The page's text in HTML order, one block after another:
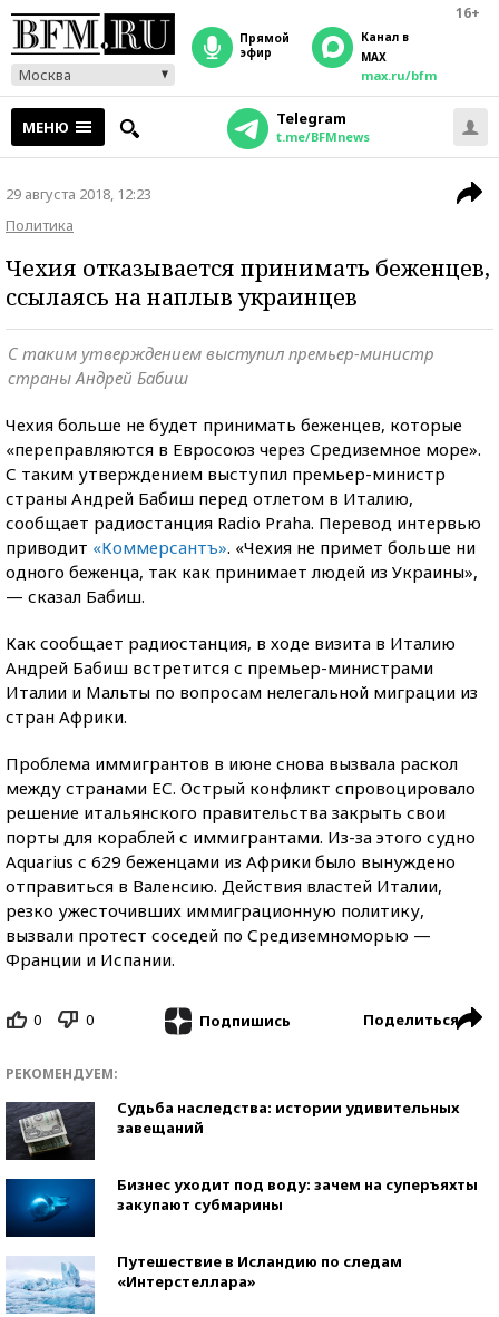
16+
Москва
прямой
эфир
Канал в
MAX
max.ru/bfm
МЕНЮ Telegram
t.me/BFMnews
29 августа 2018, 12:23
Политика
Чехия отказывается принимать беженцев,
ссылаясь на наплыв украинцев
С таким утверждением выступил премьер-министр
страны Андрей Бабиш
Чехия больше не будет принимать беженцев, которые
«переправляются в Евросоюз через Средиземное море».
С таким утверждением выступил премьер-министр
страны Андрей Бабиш перед отлетом в Италию,
сообщает радиостанция Radio Praha. Перевод интервью
приводит «Коммерсантъ». «Чехия не примет больше ни
одного беженца, так как принимает людей из Украины»,
— сказал Бабиш.
Как сообщает радиостанция, в ходе визита в Италию
Андрей Бабиш встретится с премьер-министрами
Италии и Мальты по вопросам нелегальной миграции из
стран Африки.
Проблема иммигрантов в июне снова вызвала раскол
между странами ЕС. Острый конфликт спровоцировало
решение итальянского правительства закрыть свои
порты для кораблей с иммигрантами. Из-за этого судно
Aquarius с 629 беженцами из Африки было вынуждено
отправиться в Валенсию. Действия властей Италии,
резко ужесточивших иммиграционную политику,
вызвали протест соседей по Средиземноморью —
Франции и Испании.
0 0 Подпишись Поделиться
РЕКОМЕНДУЕМ:
Судьба наследства: истории удивительных
завещаний
Бизнес уходит под воду: зачем на суперъяхты
закупают субмарины
Путешествие в Исландию по следам
«Интерстеллара»